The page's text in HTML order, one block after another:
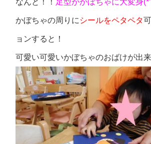
なんと！！ 足型がかぼちゃに大変身
かぼちゃの周りに シールをペタペタ
ョンすると！
可愛い可愛いかぼちゃのおばけが出